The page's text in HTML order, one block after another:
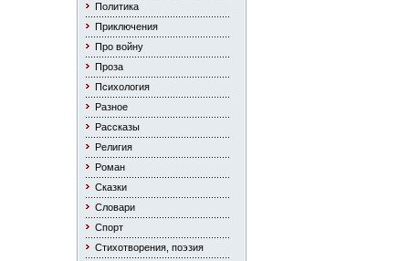
Политика
Приключения
Про войну
Проза
Психология
Разное
Рассказы
Религия
Роман
Сказки
Словари
Спорт
Стихотворения, поэзия